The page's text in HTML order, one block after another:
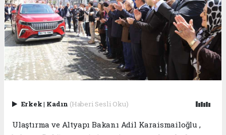
Erkek| Kadın (Haberi Sesli Oku)
Ulaştırma ve Altyapı Bakanı Adil Karaismailoğlu ,